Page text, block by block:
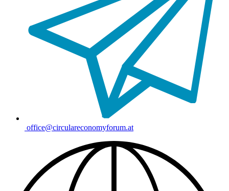
office@circulareconomyforum.at